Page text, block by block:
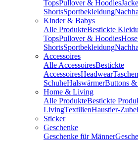
TopsPullover & Hoodies
ShortsSportbekleidung
Kinder & Babys
Alle ProdukteBestickte
TopsPullover & Hoodies
ShortsSportbekleidung
Accessoires
Alle AccessoiresBestickte
AccessoiresHeadwear
SchuheHalswärmerButtons
Home & Living
Alle ProdukteBestickte
LivingTextilienHaustier-
Sticker
Geschenke
Geschenke für Männer